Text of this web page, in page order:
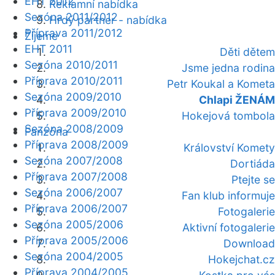
Reklamní nabídka
Hrdý partner - nabídka
Žijeme
Děti dětem
Jsme jedna rodina
Petr Koukal a Kometa
Chlapi ŽENÁM
Hokejová tombola
Fanzóna
Království Komety
Dortiáda
Ptejte se
Fan klub informuje
Fotogalerie
Aktivní fotogalerie
Download
Hokejchat.cz
Sezóna 2011/2012
Příprava 2011/2012
EHT 2011
Sezóna 2010/2011
Příprava 2010/2011
Sezóna 2009/2010
Příprava 2009/2010
Sezóna 2008/2009
Příprava 2008/2009
Sezóna 2007/2008
Příprava 2007/2008
Sezóna 2006/2007
Příprava 2006/2007
Sezóna 2005/2006
Příprava 2005/2006
Sezóna 2004/2005
Příprava 2004/2005